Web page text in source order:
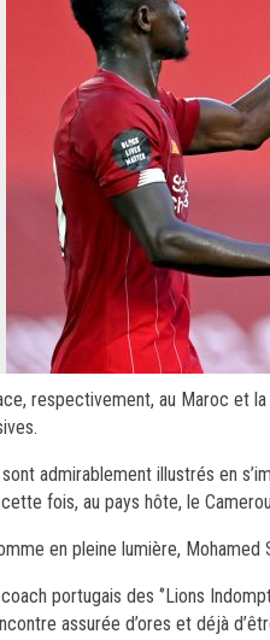
respectivement, au Maroc et
sont admirablement illustrés en
fois, au pays hôte, le
en pleine lumière,
portugais des ‘’Lions
assurée d’ores et déjà